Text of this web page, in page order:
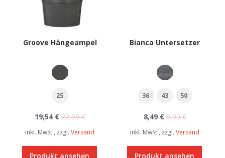
Groove Hängeampel
25
19,54 € 22,99 €
inkl. MwSt., zzgl.Versand
Produkt ansehen
Bianca Untersetzer
36 43 50
8,49 € 9,99 €
inkl. MwSt., zzgl.Versand
Produkt ansehen